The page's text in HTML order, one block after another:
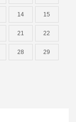
14 15
21 22
28 29